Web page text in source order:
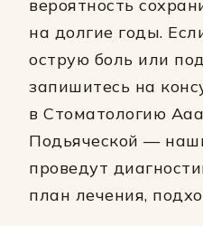
вероятность
на долгие годы.
острую боль или
запишитесь на
в Стоматологию
Подьяческой —
проведут
план лечения,